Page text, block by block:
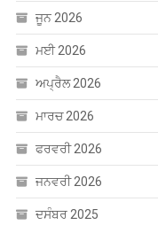
ਜੂਨ 2026
ਮਈ 2026
ਅਪ੍ਰੈਲ 2026
ਮਾਰਚ 2026
ਫਰਵਰੀ 2026
ਜਨਵਰੀ 2026
ਦਸੰਬਰ 2025